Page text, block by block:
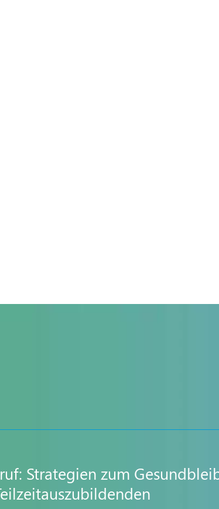
Strategien zum